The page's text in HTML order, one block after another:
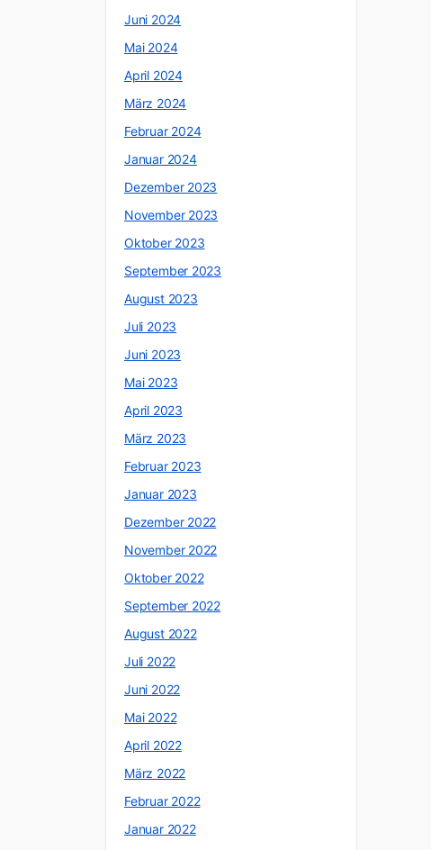
Juni 2024
Mai 2024
April 2024
März 2024
Februar 2024
Januar 2024
Dezember 2023
November 2023
Oktober 2023
September 2023
August 2023
Juli 2023
Juni 2023
Mai 2023
April 2023
März 2023
Februar 2023
Januar 2023
Dezember 2022
November 2022
Oktober 2022
September 2022
August 2022
Juli 2022
Juni 2022
Mai 2022
April 2022
März 2022
Februar 2022
Januar 2022